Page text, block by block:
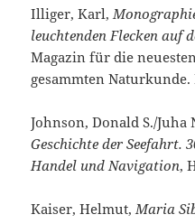
Illiger, Karl,
leuchtenden Flecken auf
Magazin für die
gesammten Naturkunde.
Johnson, Donald S./
Geschichte der Seefahrt.
Handel und Navigation,
Kaiser, Helmut, Maria